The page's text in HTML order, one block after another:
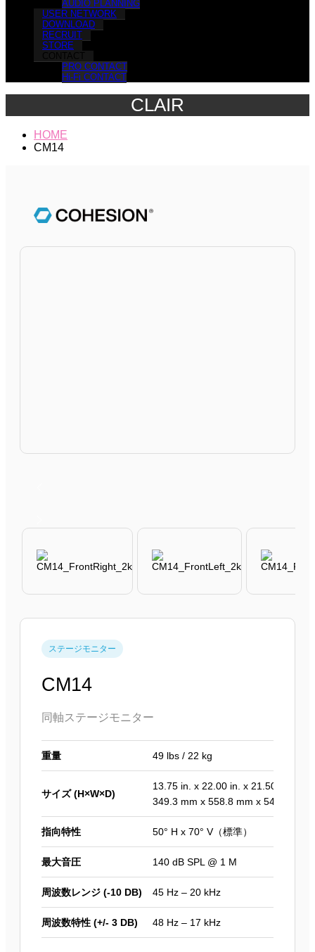
AUDIO PLANNING
USER NETWORK
DOWNLOAD
RECRUIT
STORE
PRO CONTACT
Hi-Fi CONTACT
CLAIR
HOME
CM14
ステージモニター
CM14
同軸ステージモニター
重量 49 lbs / 22 kg
サイズ (H×W×D)
13.75 in. x 22.00 in. x 21.50 in.
349.3 mm x 558.8 mm x 546.1 mm
指向特性 50° H x 70° V（標準）
最大音圧 140 dB SPL @ 1 M
周波数レンジ (-10 DB) 45 Hz – 20 kHz
周波数特性 (+/- 3 DB) 48 Hz – 17 kHz